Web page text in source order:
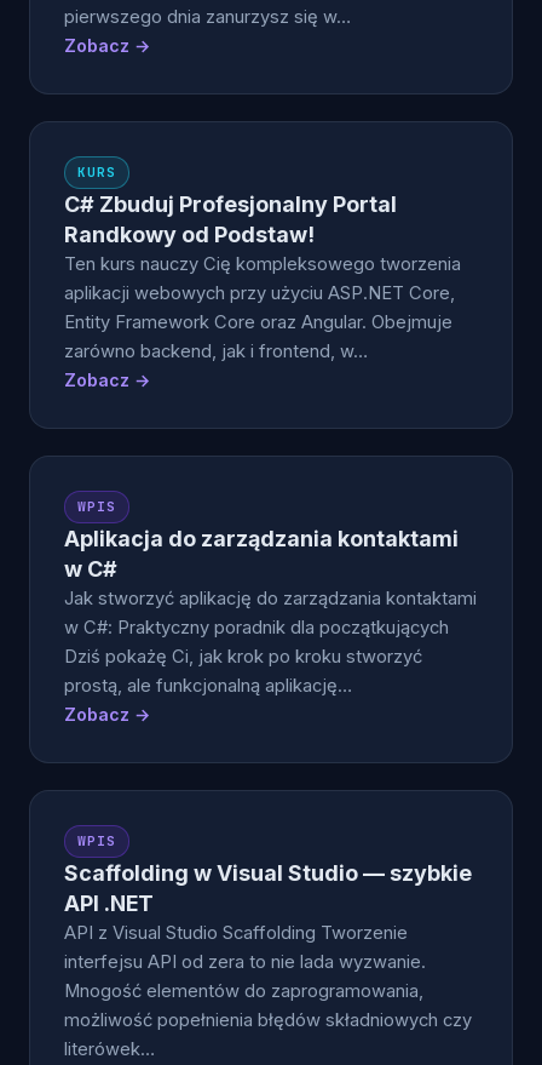
pierwszego dnia zanurzysz się w…
Zobacz →
KURS
C# Zbuduj Profesjonalny Portal
Randkowy od Podstaw!
Ten kurs nauczy Cię kompleksowego tworzenia
aplikacji webowych przy użyciu ASP.NET Core,
Entity Framework Core oraz Angular. Obejmuje
zarówno backend, jak i frontend, w…
Zobacz →
WPIS
Aplikacja do zarządzania kontaktami
w C#
Jak stworzyć aplikację do zarządzania kontaktami
w C#: Praktyczny poradnik dla początkujących
Dziś pokażę Ci, jak krok po kroku stworzyć
prostą, ale funkcjonalną aplikację…
Zobacz →
WPIS
Scaffolding w Visual Studio — szybkie
API .NET
API z Visual Studio Scaffolding Tworzenie
interfejsu API od zera to nie lada wyzwanie.
Mnogość elementów do zaprogramowania,
możliwość popełnienia błędów składniowych czy
literówek…